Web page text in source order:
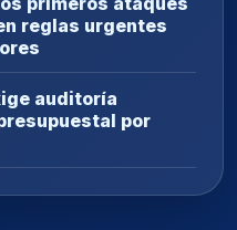
reglas urgentes
auditoría
por